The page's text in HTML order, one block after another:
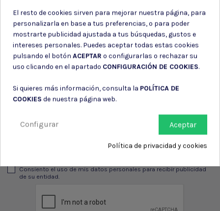
Puede darse de baja en cualquier momento. Para ello, consulte nuestra
información de contacto en el aviso legal.
Consiento el uso de mis datos para los fines indicados en la
Consiento el uso de mis datos personales para recibir publicidad
de su entidad.
El resto de cookies sirven para mejorar nuestra página, para
personalizarla en base a tus preferencias, o para poder
mostrarte publicidad ajustada a tus búsquedas, gustos e
intereses personales. Puedes aceptar todas estas cookies
pulsando el botón ACEPTAR o configurarlas o rechazar su
uso clicando en el apartado CONFIGURACIÓN DE COOKIES.
Si quieres más información, consulta la POLÍTICA DE
COOKIES de nuestra página web.
Aceptar
Configurar
Política de privacidad y cookies